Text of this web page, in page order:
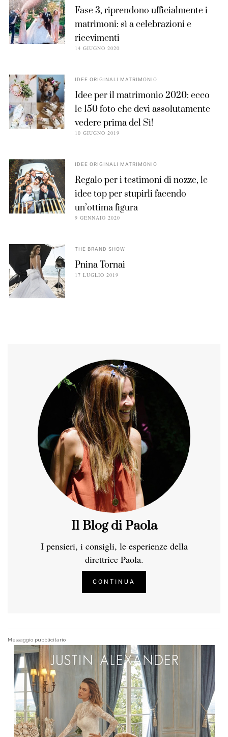
Fase 3, riprendono ufficialmente i
matrimoni: sì a celebrazioni e
ricevimenti
14 GIUGNO 2020
IDEE ORIGINALI MATRIMONIO
Idee per il matrimonio 2020: ecco
le 150 foto che devi assolutamente
vedere prima del Sì!
10 GIUGNO 2019
IDEE ORIGINALI MATRIMONIO
Regalo per i testimoni di nozze, le
idee top per stupirli facendo
un’ottima figura
9 GENNAIO 2020
THE BRAND SHOW
Pnina Tornai
17 LUGLIO 2019
Il Blog di Paola
I pensieri, i consigli, le esperienze della
direttrice Paola.
CONTINUA
Messaggio pubblicitario